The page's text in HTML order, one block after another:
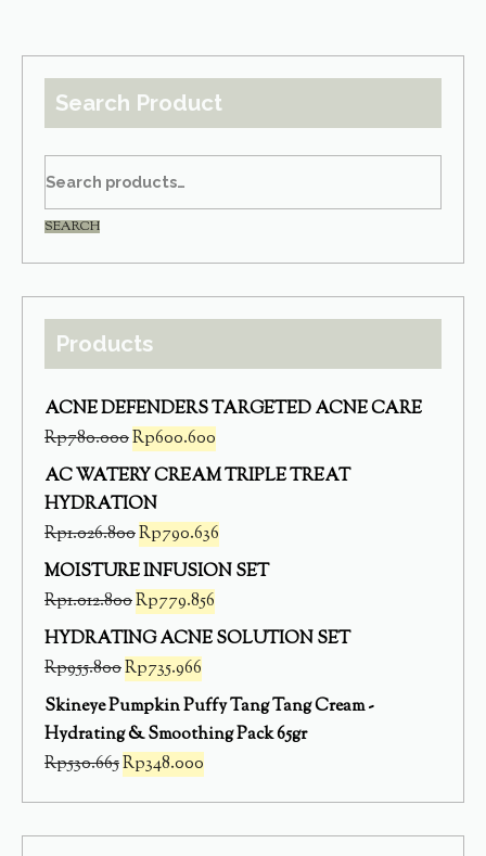
Search Product
SEARCH
Products
ACNE DEFENDERS TARGETED ACNE CARE
Rp780.000Rp600.600
AC WATERY CREAM TRIPLE TREAT
HYDRATION
Rp1.026.800Rp790.636
MOISTURE INFUSION SET
Rp1.012.800Rp779.856
HYDRATING ACNE SOLUTION SET
Rp955.800Rp735.966
Skineye Pumpkin Puffy Tang Tang Cream -
Hydrating & Smoothing Pack 65gr
Rp530.665Rp348.000